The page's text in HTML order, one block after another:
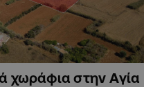
χωράφια στην Αγία